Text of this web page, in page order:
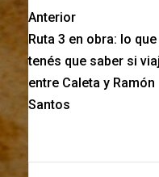
Anterior
Ruta 3 en obra: lo que
tenés que saber si
entre Caleta y Ramón
Santos